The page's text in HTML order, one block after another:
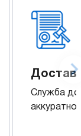
Служба
аккуратно